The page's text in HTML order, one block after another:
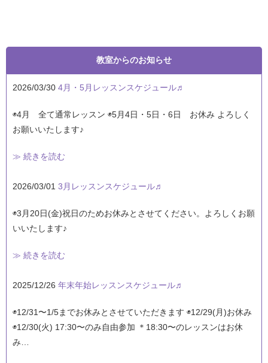
教室からのお知らせ
2026/03/30 4月・5月レッスンスケジュール♬
◉4月 全て通常レッスン ◉5月4日・5日・6日 お休み よろしく
お願いいたします♪
≫ 続きを読む
2026/03/01 3月レッスンスケジュール♬
◉3月20日(金)祝日のためお休みとさせてください。よろしくお願
いいたします♪
≫ 続きを読む
2025/12/26 年末年始レッスンスケジュール♬
◉12/31〜1/5までお休みとさせていただきます ◉12/29(月)お休み
◉12/30(火) 17:30〜のみ自由参加 ＊18:30〜のレッスンはお休
み…